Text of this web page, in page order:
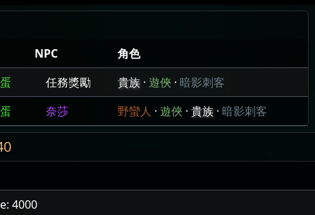
NPC
角色
任務獎勵 貴族 · 遊俠 · 暗影刺客
奈莎 野蠻人 · 遊俠 · 貴族 · 暗影刺客
4000